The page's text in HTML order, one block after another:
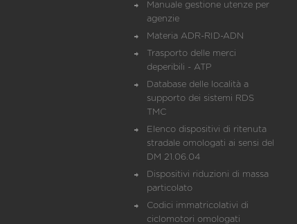
Manuale gestione utenze per
agenzie
Materia ADR-RID-ADN
Trasporto delle merci
deperibili - ATP
Database delle località a
supporto dei sistemi RDS
TMC
Elenco dispositivi di ritenuta
stradale omologati ai sensi del
DM 21.06.04
Dispositivi riduzioni di massa
particolato
Codici immatricolativi di
ciclomotori omologati